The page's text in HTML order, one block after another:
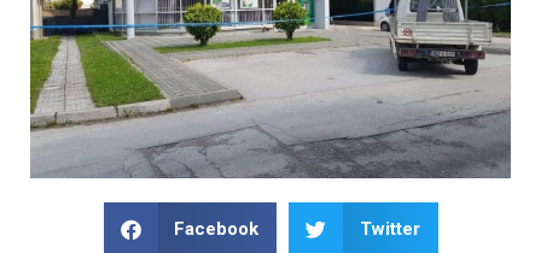
Facebook Twitter